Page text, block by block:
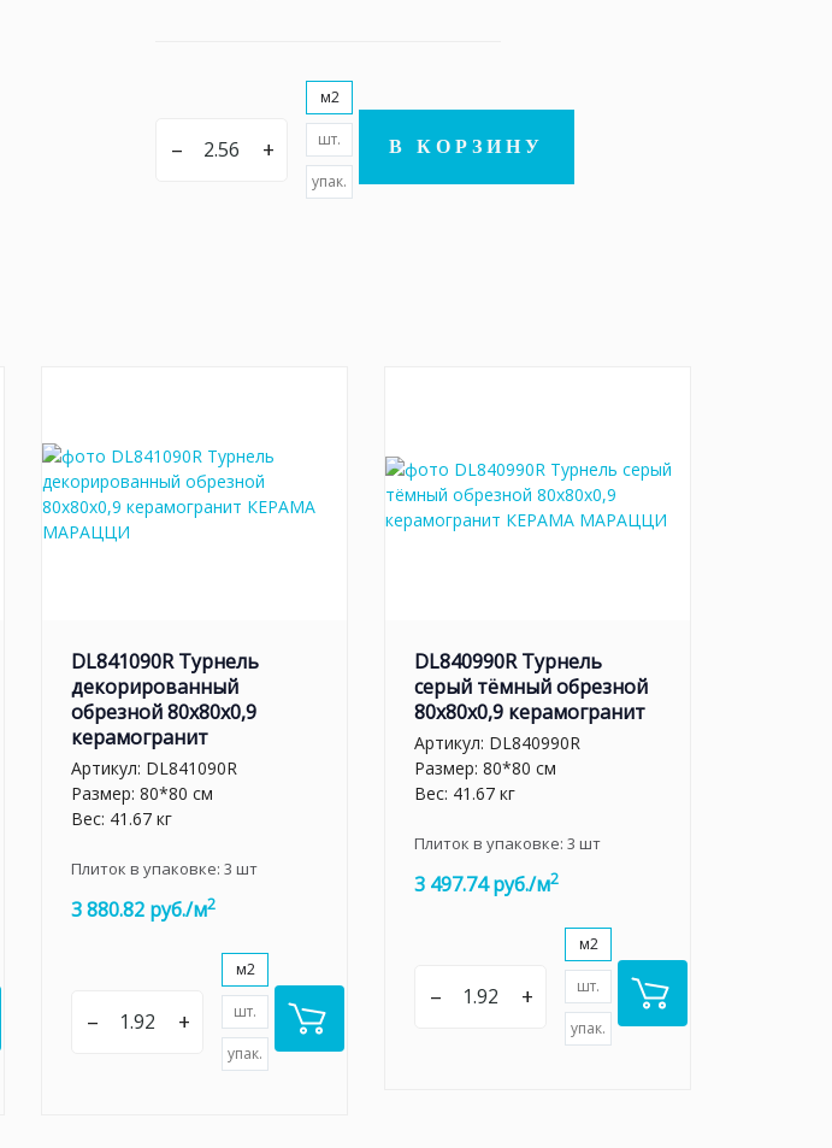
– +
м2
шт.
упак.
В КОРЗИНУ
DL841090R Турнель
декорированный
обрезной 80x80x0,9
керамогранит
Артикул: DL841090R
Размер: 80*80 см
Вес: 41.67 кг
Плиток в упаковке: 3 шт
3 880.82 руб./м2
– +
м2
шт.
упак.
DL840990R Турнель
серый тёмный обрезной
80x80x0,9 керамогранит
Артикул: DL840990R
Размер: 80*80 см
Вес: 41.67 кг
Плиток в упаковке: 3 шт
3 497.74 руб./м2
– +
м2
шт.
упак.